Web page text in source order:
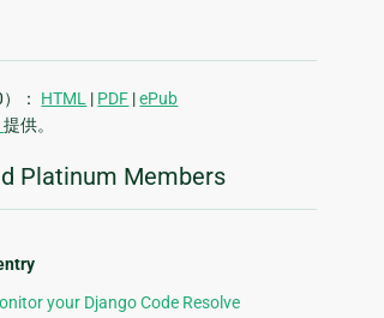
： HTML | PDF |ePub
提供。
Platinum Members
your Django Code Resolve